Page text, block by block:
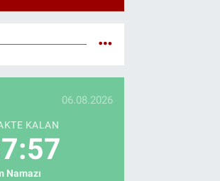
06.08.2026
KALAN
Namazı